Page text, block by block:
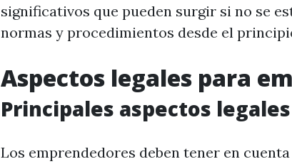
significativos que pueden surgir si no se
normas y procedimientos desde el
Aspectos legales para
Principales aspectos
Los emprendedores deben tener en